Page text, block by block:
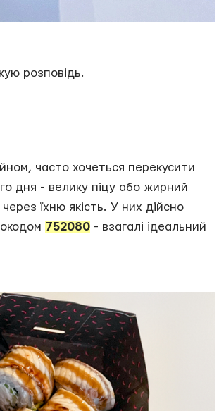
розповідь.
часто хочеться перекусити
дня - велику піцу або жирний
їхню якість. У них дійсно
752080 - взагалі ідеальний